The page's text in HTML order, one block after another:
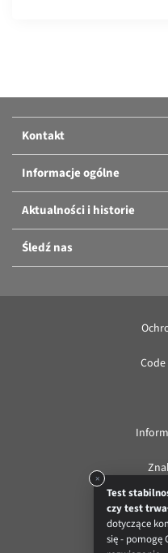
Porównaj produkty:
Albo dodanie kolejnych
Kontakt
Informacje ogólne
Aktualności i historie
Śledź nas
Test
czy test
dotyczące
się - pomogę
×